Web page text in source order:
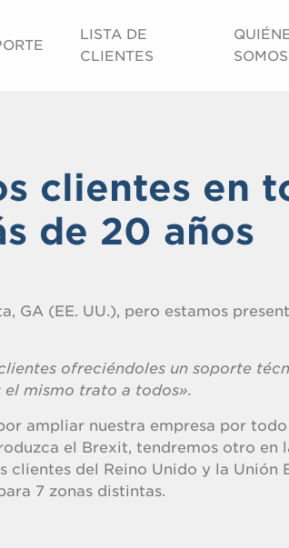
LISTA DE
CLIENTES
SOMOS
clientes en
de 20 años
GA (EE. UU.), pero estamos
ofreciéndoles un soporte
el mismo trato a todos».
ampliar nuestra empresa por todo
el Brexit, tendremos otro en
del Reino Unido y la Unión
7 zonas distintas.